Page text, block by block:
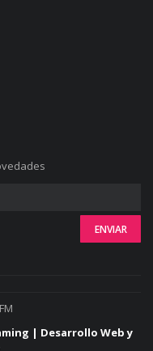
| Desarrollo Web y